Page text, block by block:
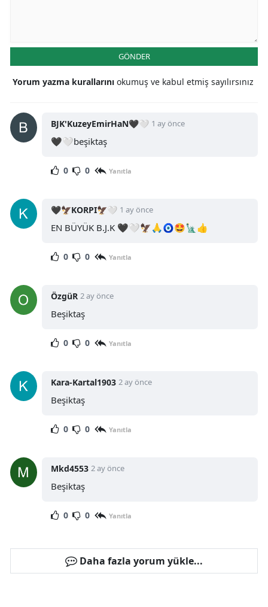
GÖNDER
Yorum yazma kurallarını okumuş ve kabul etmiş sayılırsınız
BJK'KuzeyEmirHaN🖤🤍 1 ay önce
🖤🤍beşiktaş
0 0 Yanıtla
🖤🦅KORPI🦅🤍 1 ay önce
EN BÜYÜK B.J.K 🖤🤍🦅🙏🧿🤩🗽👍
0 0 Yanıtla
ÖzgüR 2 ay önce
Beşiktaş
0 0 Yanıtla
Kara-Kartal1903 2 ay önce
Beşiktaş
0 0 Yanıtla
Mkd4553 2 ay önce
Beşiktaş
0 0 Yanıtla
Daha fazla yorum yükle...